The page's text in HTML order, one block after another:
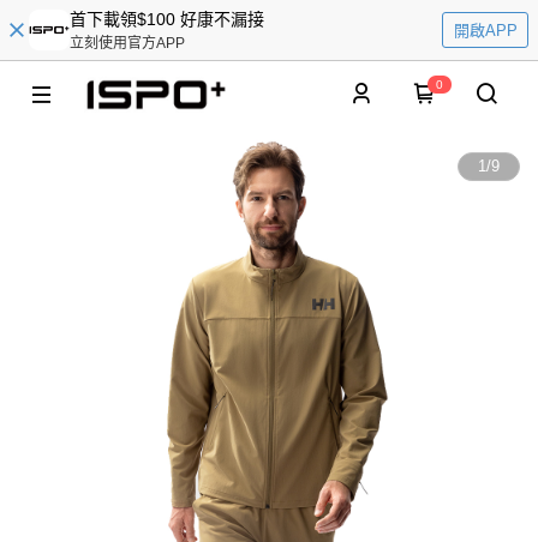
首下載領$100 好康不漏接
立刻使用官方APP
開啟APP
0
1/9